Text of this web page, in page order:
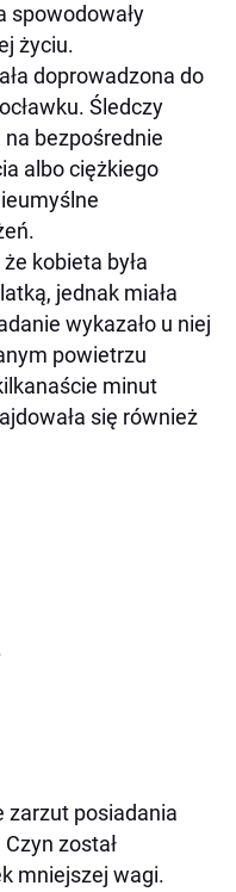
spowodowały
życiu.
doprowadzona do
Śledczy
bezpośrednie
albo ciężkiego
kobieta była
jednak miała
wykazało u niej
powietrzu
minut
się również
zarzut posiadania
został
mniejszej wagi.